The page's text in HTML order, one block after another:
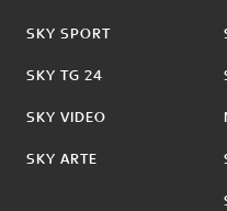
SKY SPORT
SKY TG 24
SKY VIDEO
SKY ARTE